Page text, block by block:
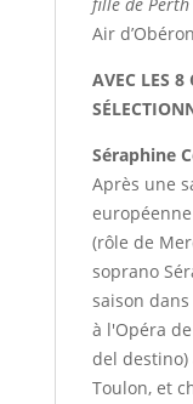
Air
AVEC LES 8
Séraphine
Après une
(rôle de
soprano
saison
à l'Opéra
del
Toulon, et